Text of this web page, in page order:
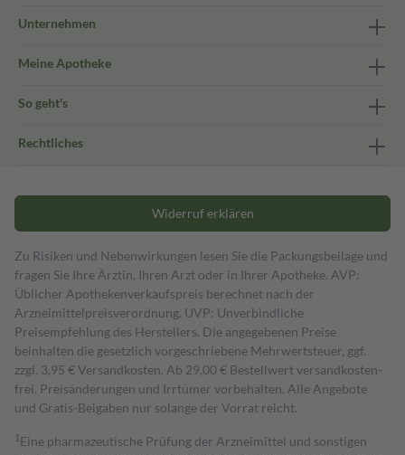
Unternehmen
Meine Apotheke
So geht's
Rechtliches
Widerruf erklären
Zu Risiken und Nebenwirkungen lesen Sie die Packungsbeilage und
fragen Sie Ihre Ärztin, Ihren Arzt oder in Ihrer Apotheke. AVP:
Üblicher Apothekenverkaufspreis berechnet nach der
Arzneimittelpreisverordnung. UVP: Unverbindliche
Preisempfehlung des Herstellers. Die angegebenen Preise
beinhalten die gesetzlich vorgeschriebene Mehrwertsteuer, ggf.
zzgl. 3,95 € Versandkosten. Ab 29,00 € Bestell­wert versand­kosten­
frei. Preisänderungen und Irrtümer vorbehalten. Alle Angebote
und Gratis-Beigaben nur solange der Vorrat reicht.
1 Eine pharmazeutische Prüfung der Arzneimittel und sonstigen